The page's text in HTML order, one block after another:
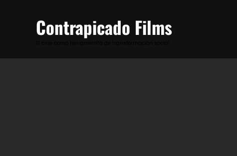
Contrapicado Films